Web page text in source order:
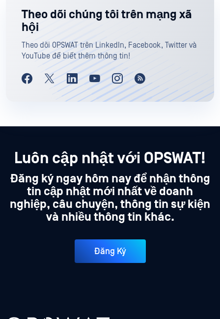
Theo dõi chúng tôi trên mạng xã
hội
Theo dõi OPSWAT trên LinkedIn, Facebook, Twitter và
YouTube để biết thêm thông tin!
Luôn cập nhật với OPSWAT!
Đăng ký ngay hôm nay để nhận thông
tin cập nhật mới nhất về doanh
nghiệp, câu chuyện, thông tin sự kiện
và nhiều thông tin khác.
Đăng Ký